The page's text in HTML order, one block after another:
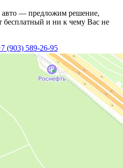
— предложим решение,
бесплатный и ни к чему Вас не
(903) 589-26-95